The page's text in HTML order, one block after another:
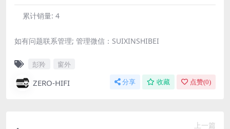
累计销量: 4
如有问题联系管理; 管理微信：SUIXINSHIBEI
彭羚 窗外
ZERO-HIFI 分享 收藏 点赞(0)
上一篇